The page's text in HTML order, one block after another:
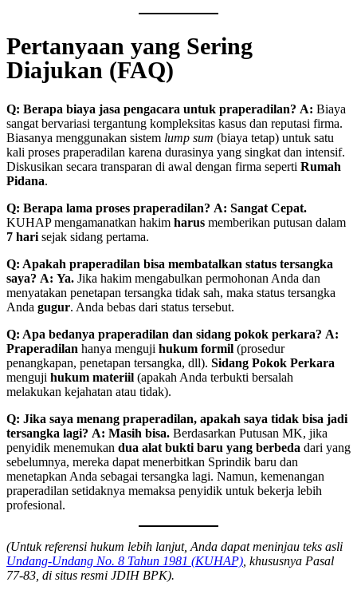
Pertanyaan yang Sering
Diajukan (FAQ)
Q: Berapa biaya jasa pengacara untuk praperadilan? A: Biaya
sangat bervariasi tergantung kompleksitas kasus dan reputasi firma.
Biasanya menggunakan sistem lump sum (biaya tetap) untuk satu
kali proses praperadilan karena durasinya yang singkat dan intensif.
Diskusikan secara transparan di awal dengan firma seperti Rumah
Pidana.
Q: Berapa lama proses praperadilan? A: Sangat Cepat.
KUHAP mengamanatkan hakim harus memberikan putusan dalam
7 hari sejak sidang pertama.
Q: Apakah praperadilan bisa membatalkan status tersangka
saya? A: Ya. Jika hakim mengabulkan permohonan Anda dan
menyatakan penetapan tersangka tidak sah, maka status tersangka
Anda gugur. Anda bebas dari status tersebut.
Q: Apa bedanya praperadilan dan sidang pokok perkara? A:
Praperadilan hanya menguji hukum formil (prosedur
penangkapan, penetapan tersangka, dll). Sidang Pokok Perkara
menguji hukum materiil (apakah Anda terbukti bersalah
melakukan kejahatan atau tidak).
Q: Jika saya menang praperadilan, apakah saya tidak bisa jadi
tersangka lagi? A: Masih bisa. Berdasarkan Putusan MK, jika
penyidik menemukan dua alat bukti baru yang berbeda dari yang
sebelumnya, mereka dapat menerbitkan Sprindik baru dan
menetapkan Anda sebagai tersangka lagi. Namun, kemenangan
praperadilan setidaknya memaksa penyidik untuk bekerja lebih
profesional.
(Untuk referensi hukum lebih lanjut, Anda dapat meninjau teks asli
Undang-Undang No. 8 Tahun 1981 (KUHAP) , khususnya Pasal
77-83, di situs resmi JDIH BPK).